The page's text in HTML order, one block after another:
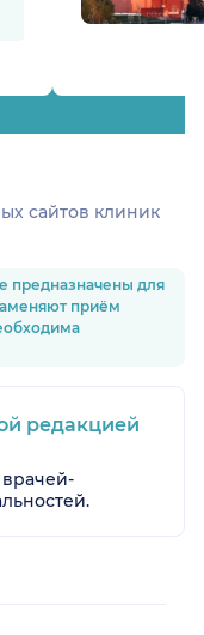
сайтов клиник
предназначены для
приём
редакцией